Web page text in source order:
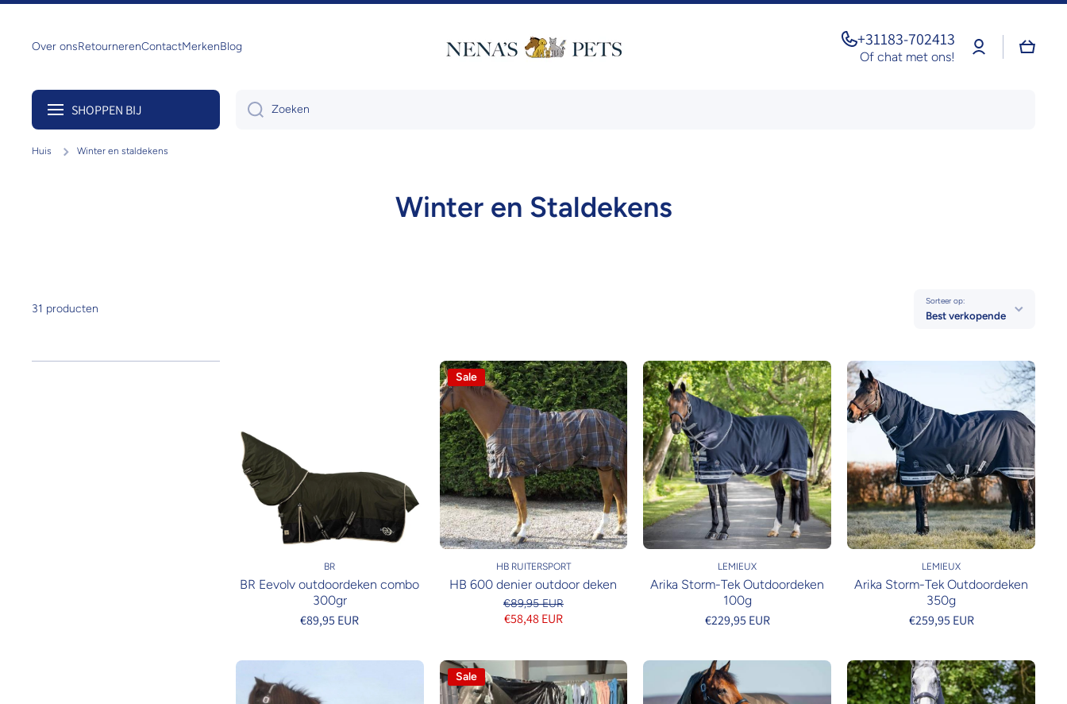
Over onsRetournerenContactMerkenBlog +31183-702413
Of chat met ons!
Log
in
SHOPPEN BIJ Zoeken
Huis Winter en staldekens
Winter en Staldekens
31 producten
Sorteer op:
Best verkopende
BR
BR Eevolv outdoordeken combo
300gr
€89,95 EUR
Sale
HB RUITERSPORT
HB 600 denier outdoor deken
€89,95 EUR
€58,48 EUR
LEMIEUX
Arika Storm-Tek Outdoordeken
100g
€229,95 EUR
LEMIEUX
Arika Storm-Tek Outdoordeken
350g
€259,95 EUR
Sale